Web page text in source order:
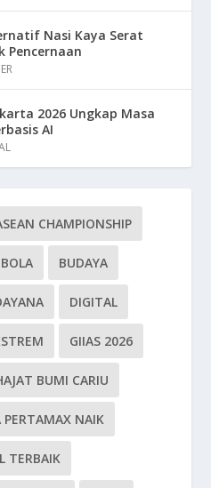
Nasi Kaya Serat
Pencernaan
2026 Ungkap Masa
AI
CHAMPIONSHIP
BOLA BUDAYA
DIGITAL
GIIAS 2026
BUMI CARIU
PERTAMAX NAIK
TERBAIK